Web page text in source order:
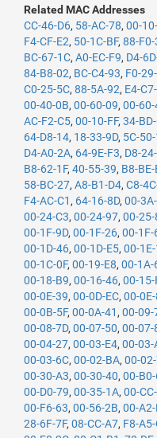
Related MAC Addresses
CC-46-D6, 58-AC-78, 00-
F4-CF-E2, 50-1C-BF, 88-F0-
BC-67-1C, A0-EC-F9, D4-
84-B8-02, BC-C4-93, F0-
C0-25-5C, 88-5A-92, E4-
00-40-0B, 00-60-09, 00-
AC-F2-C5, 00-10-FF, 34-
64-D8-14, 18-33-9D, 5C-
D4-A0-2A, 64-9E-F3, D8-
B8-62-1F, 40-55-39, B8-BE-
58-BC-27, A8-B1-D4, C8-
F4-AC-C1 , 64-16-8D, 00-
00-24-C3, 00-24-97, 00-
00-1F-9D, 00-1F-26, 00-1F-
00-1D-46, 00-1D-E5, 00-
00-1C-0F, 00-19-E8, 00-1A-
00-18-B9, 00-16-46, 00-15-
00-0E-39, 00-0D-EC, 00-
00-0B-5F, 00-0A-41 , 00-09-
00-08-7D, 00-07-50, 00-07-
00-04-27, 00-03-E4, 00-03-
00-03-6C, 00-02-BA, 00-
00-30-A3, 00-30-40, 00-
00-D0-79, 00-35-1A, 00-
00-F6-63, 00-56-2B, 00-A2-
28-6F-7F, 08-CC-A7, F8-